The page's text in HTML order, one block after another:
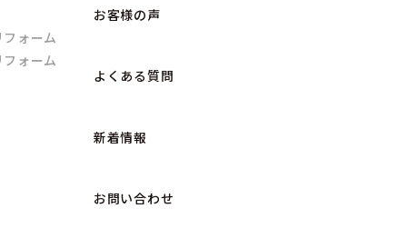
ォーム
ォーム
お客様の声
よくある質問
新着情報
お問い合わせ